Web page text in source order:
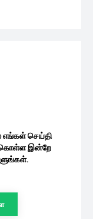
அதிகரிப்பு
முக்கிய
சேவை மீண்டும்